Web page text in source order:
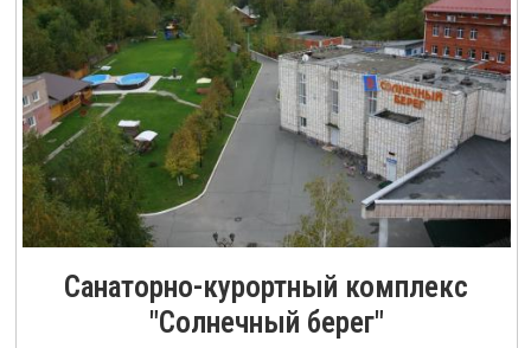
Санаторно-курортный комплекс
"Солнечный берег"